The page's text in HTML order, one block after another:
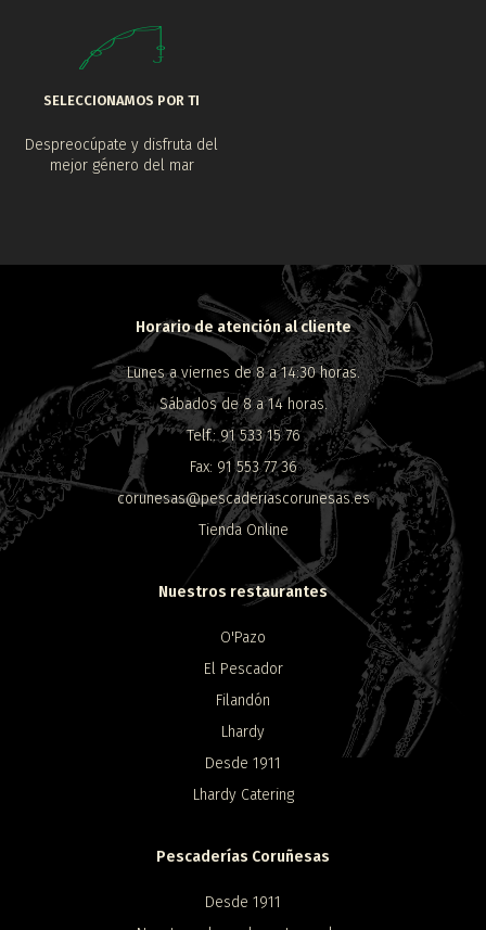
SELECCIONAMOS POR TI
Despreocúpate y disfruta del
mejor género del mar
Horario de atención al cliente
Lunes a viernes de 8 a 14:30 horas.
Sábados de 8 a 14 horas.
Telf.: 91 533 15 76
Fax: 91 553 77 36
corunesas@pescaderiascorunesas.es
Tienda Online
Nuestros restaurantes
O'Pazo
El Pescador
Filandón
Lhardy
Desde 1911
Lhardy Catering
Pescaderías Coruñesas
Desde 1911